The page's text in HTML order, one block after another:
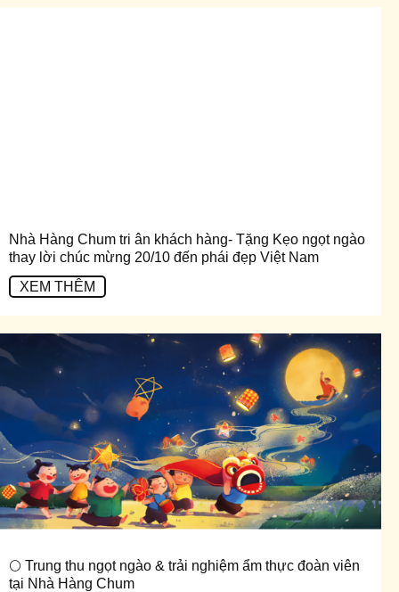
Nhà Hàng Chum tri ân khách hàng- Tặng Kẹo ngọt ngào
thay lời chúc mừng 20/10 đến phái đẹp Việt Nam
XEM THÊM
🌕 Trung thu ngọt ngào & trải nghiệm ẩm thực đoàn viên
tại Nhà Hàng Chum